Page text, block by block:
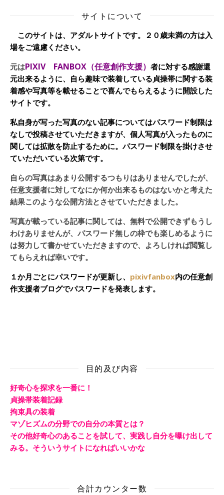
サイトについて
このサイトは、アダルトサイトです。２０歳未満の方は入
場をご遠慮ください。
元はPIXIV FANBOX（任意創作支援） 者に対する感謝還
元出来るように、自ら趣味で装着している貞操帯に関する装
着感や写真等を載せることで喜んでもらえるように開設した
サイトです。
私自身が写った写真のない記事についてはパスワード制限は
なしで投稿させていただきますが、個人写真が入ったものに
関しては拡散を防止するために。パスワード制限を掛けさせ
ていただいている次第です。
自らの写真はあまり公開するつもりはありませんでしたが、
任意支援者に対してなにか何か出来るものはないかと考えた
結果このような公開方法とさせていただきました。
写真が載っている記事に関しては、無料で公開できずもうし
わけありませんが、パスワード無しの枠でも楽しめるように
は努力して書かせていただきますので、よろしければ閲覧し
てもらえれば幸いです。
１か月ごとにパスワードが更新し、 pixivfanbox内の任意創
作支援者ブログでパスワードを発表します。
目的及び内容
好奇心を探求を一番に！
貞操帯装着記録
拘束具の装着
マゾヒズムの分野での自分の本質とは？
その他好奇心のあることを試して、実践し自分を曝け出して
みる。そういうサイトになればいいかな
合計カウンター数